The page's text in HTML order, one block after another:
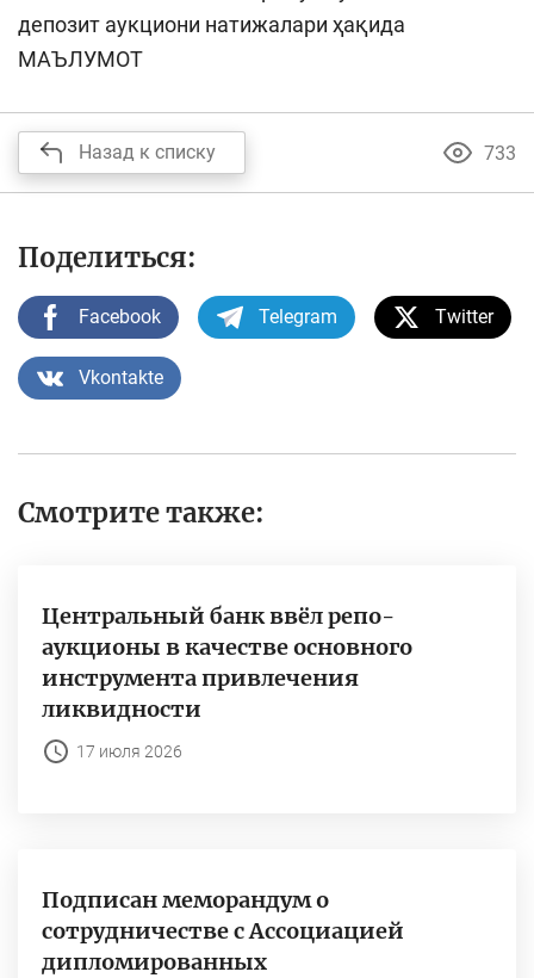
депозит аукциони натижалари ҳақида
МАЪЛУМОТ
Назад к списку 733
Поделиться:
Facebook Telegram Twitter
Vkontakte
Смотрите также:
Центральный банк ввёл репо-
аукционы в качестве основного
инструмента привлечения
ликвидности
17 июля 2026
Подписан меморандум о
сотрудничестве с Ассоциацией
дипломированных